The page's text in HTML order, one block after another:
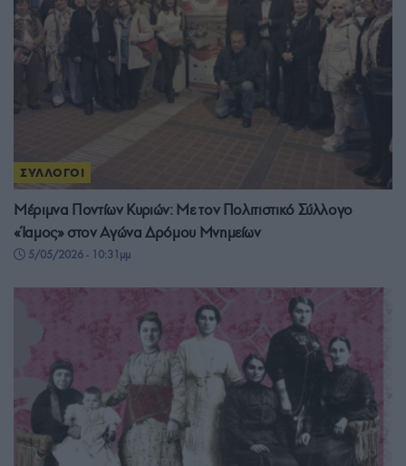
ΣΥΛΛΟΓΟΙ
Μέριμνα Ποντίων Κυριών: Με τον Πολιτιστικό Σύλλογο
«Ίαμος» στον Αγώνα Δρόμου Μνημείων
5/05/2026 - 10:31μμ